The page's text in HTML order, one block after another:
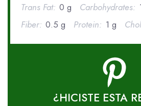
Trans Fat: 0 g Carbohydrates:
Fiber: 0.5 g Protein: 1 g
¿HICISTE ESTA